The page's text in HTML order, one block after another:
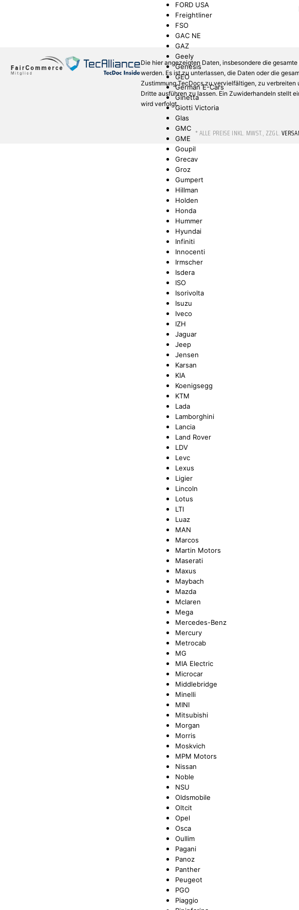
FORD USA
Freightliner
FSO
GAC NE
GAZ
Geely
Genesis
GEO
German E-Cars
Ginetta
Giotti Victoria
Glas
GMC
GME
Goupil
Grecav
Groz
Gumpert
Hillman
Holden
Honda
Hummer
Hyundai
Infiniti
Innocenti
Irmscher
Isdera
ISO
Isorivolta
Isuzu
Iveco
IZH
Jaguar
Jeep
Jensen
Karsan
KIA
Koenigsegg
KTM
Lada
Lamborghini
Lancia
Land Rover
LDV
Levc
Lexus
Ligier
Lincoln
Lotus
LTI
Luaz
MAN
Marcos
Martin Motors
Maserati
Maxus
Maybach
Mazda
Mclaren
Mega
Mercedes-Benz
Mercury
Metrocab
MG
MIA Electric
Microcar
Middlebridge
Minelli
MINI
Mitsubishi
Morgan
Morris
Moskvich
MPM Motors
Nissan
Noble
NSU
Oldsmobile
Oltcit
Opel
Osca
Oullim
Pagani
Panoz
Panther
Peugeot
PGO
Piaggio
Die hier angezeigten Daten, insbesondere die
werden. Es ist zu unterlassen, die Daten oder die
Zustimmung TecDocs zu vervielfältigen, zu verbreiten
Dritte ausführen zu lassen. Ein Zuwiderhandeln stellt
wird verfolgt.
* ALLE PREISE INKL. MWST., ZZGL.